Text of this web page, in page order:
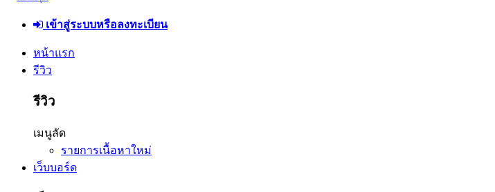
เข้าสู่ระบบหรือลงทะเบียน
หน้าแรก
รีวิว
รีวิว
เมนูลัด
รายการเนื้อหาใหม่
เว็บบอร์ด